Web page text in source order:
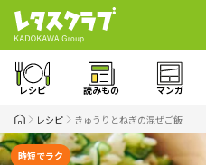
レシピ 読みもの マンガ
レシピ きゅうりとねぎの混ぜご飯
時短でラク